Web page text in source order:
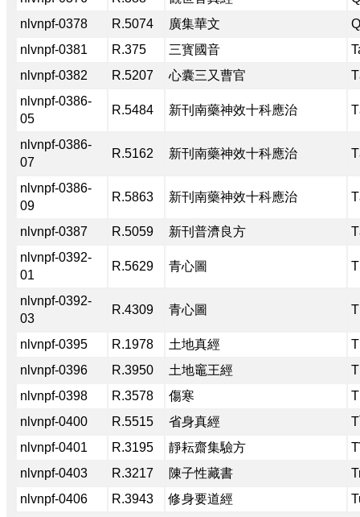
nlvnpf-0378
R.5074 廣集華文
nlvnpf-0381
R.375 三寳國音
nlvnpf-0382
R.5207 心囊三又曹官
nlvnpf-0386-
05
R.5484 新刊南藥神效十科應治
nlvnpf-0386-
07
R.5162 新刊南藥神效十科應治
nlvnpf-0386-
09
R.5863 新刊南藥神效十科應治
nlvnpf-0387 R.5059 新刊普濟良方
nlvnpf-0392-
01
R.5629 青心圖
nlvnpf-0392-
03
R.4309 青心圖
nlvnpf-0395 R.1978 土地真經
nlvnpf-0396
R.3950 土地竈王經
nlvnpf-0398
R.3578 傷寒
nlvnpf-0400
R.5515 省身真經
nlvnpf-0401
R.3195 靜耘齋集驗方
nlvnpf-0403
R.3217 陳子性藏書
nlvnpf-0406
R.3943 修身要道經